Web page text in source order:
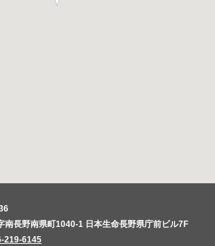
南長野南県町1040-1 日本生命長野県庁前ビル7F
219-6145